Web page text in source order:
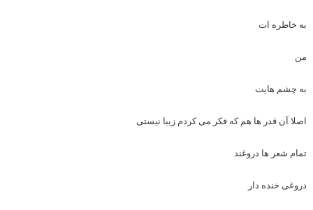
به خاطره ات
من
به چشم هایت
اصلا آن قدر ها هم که فکر می کردم زیبا نیستی
تمام شعر ها دروغند
دروغی خنده دار